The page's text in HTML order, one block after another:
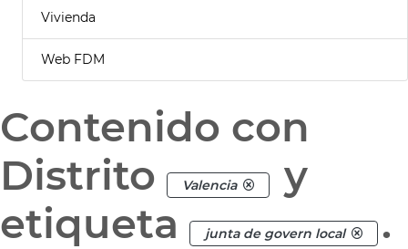
Vivienda
Web FDM
Contenido con
Distrito
Valencia
y
etiqueta
junta de govern local .